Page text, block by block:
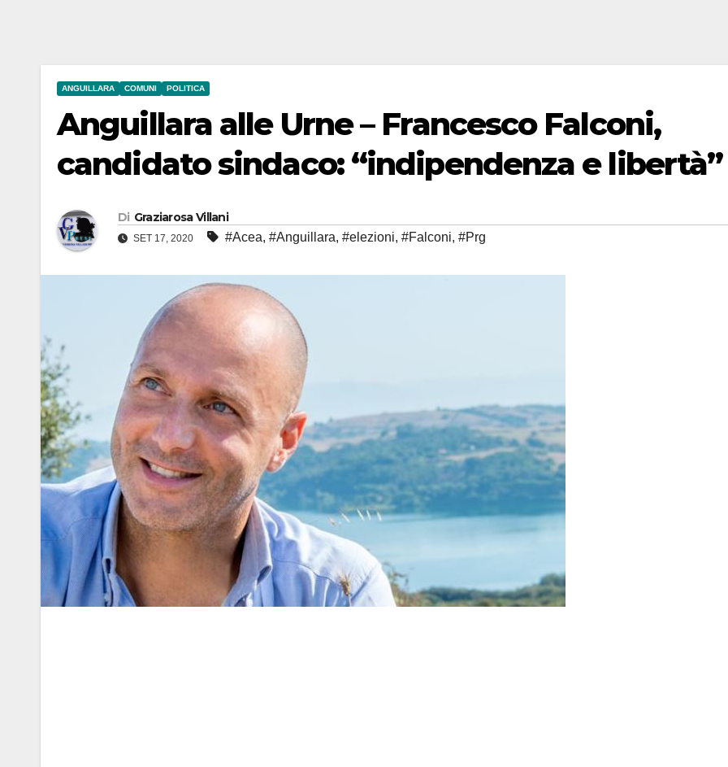
ANGUILLARA COMUNI POLITICA
Anguillara alle Urne – Francesco Falconi,
candidato sindaco: “indipendenza e libertà”
Di Graziarosa Villani
SET 17, 2020 #Acea, #Anguillara, #elezioni, #Falconi, #Prg